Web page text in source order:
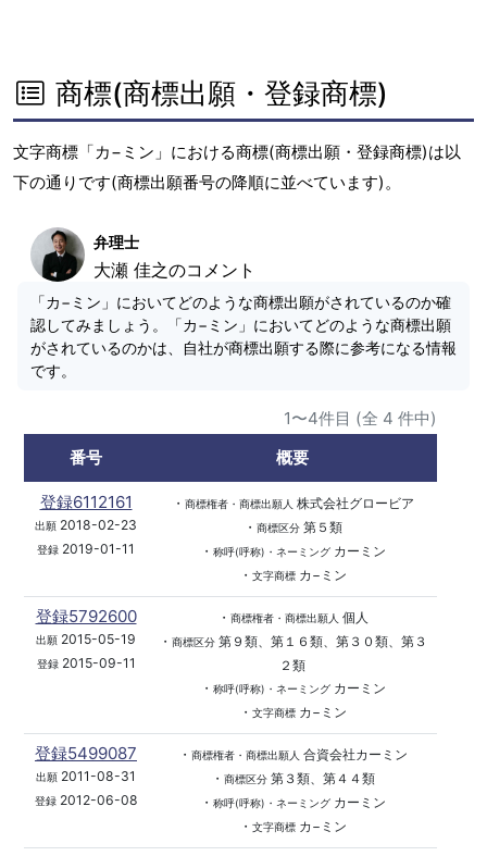
商標(商標出願・登録商標)
文字商標「カ−ミン」における商標(商標出願・登録商標)は以
下の通りです(商標出願番号の降順に並べています)。
弁理士
大瀬 佳之のコメント
「カ−ミン」においてどのような商標出願がされているのか確
認してみましょう。「カ−ミン」においてどのような商標出願
がされているのかは、自社が商標出願する際に参考になる情報
です。
1〜4件目 (全 4 件中)
番号
概要
登録6112161
出願 2018-02-23
登録 2019-01-11
・ 商標権者・商標出願人 株式会社グロービア
・ 商標区分第５類
・ 称呼(呼称)・ネーミングカーミン
・ 文字商標カ−ミン
登録5792600
出願 2015-05-19
登録2015-09-11
・ 商標権者・商標出願人 個人
・ 商標区分第９類、第１６類、第３０類、第３
２類
・ 称呼(呼称)・ネーミングカーミン
・ 文字商標カ−ミン
登録5499087
出願 2011-08-31
登録2012-06-08
・ 商標権者・商標出願人 合資会社カーミン
・ 商標区分第３類、第４４類
・ 称呼(呼称)・ネーミングカーミン
・ 文字商標カ−ミン